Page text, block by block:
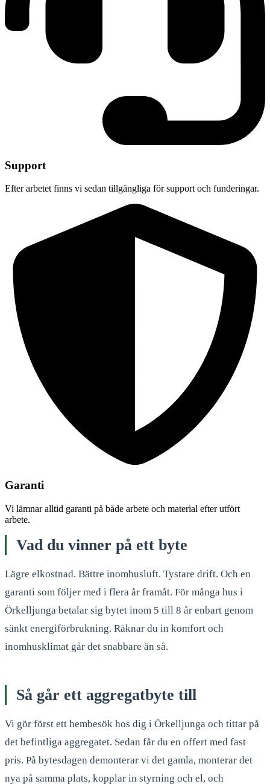
Support
Efter arbetet finns vi sedan tillgängliga för support och funderingar.
Garanti
Vi lämnar alltid garanti på både arbete och material efter utfört
arbete.
Vad du vinner på ett byte
Lägre elkostnad. Bättre inomhusluft. Tystare drift. Och en
garanti som följer med i flera år framåt. För många hus i
Örkelljunga betalar sig bytet inom 5 till 8 år enbart genom
sänkt energiförbrukning. Räknar du in komfort och
inomhusklimat går det snabbare än så.
Så går ett aggregatbyte till
Vi gör först ett hembesök hos dig i Örkelljunga och tittar på
det befintliga aggregatet. Sedan får du en offert med fast
pris. På bytesdagen demonterar vi det gamla, monterar det
nya på samma plats, kopplar in styrning och el, och